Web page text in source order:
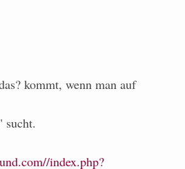
kommt, wenn man auf
sucht.
index.php?